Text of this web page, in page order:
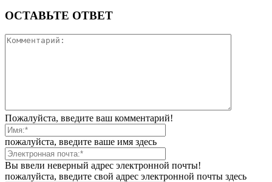
ОСТАВЬТЕ ОТВЕТ
Пожалуйста, введите ваш комментарий!
пожалуйста, введите ваше имя здесь
Вы ввели неверный адрес электронной почты!
пожалуйста, введите свой адрес электронной почты здесь